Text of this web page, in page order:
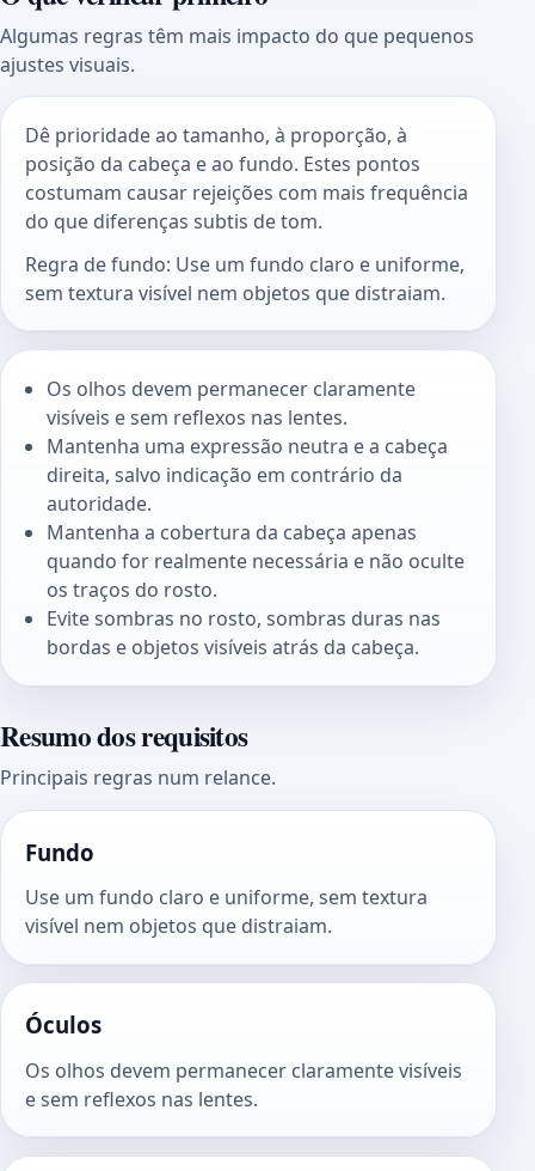
Algumas regras têm mais impacto do que pequenos
ajustes visuais.
Dê prioridade ao tamanho, à proporção, à
posição da cabeça e ao fundo. Estes pontos
costumam causar rejeições com mais frequência
do que diferenças subtis de tom.
Regra de fundo: Use um fundo claro e uniforme,
sem textura visível nem objetos que distraiam.
Os olhos devem permanecer claramente
visíveis e sem reflexos nas lentes.
Mantenha uma expressão neutra e a cabeça
direita, salvo indicação em contrário da
autoridade.
Mantenha a cobertura da cabeça apenas
quando for realmente necessária e não oculte
os traços do rosto.
Evite sombras no rosto, sombras duras nas
bordas e objetos visíveis atrás da cabeça.
Resumo dos requisitos
Principais regras num relance.
Fundo
Use um fundo claro e uniforme, sem textura
visível nem objetos que distraiam.
Óculos
Os olhos devem permanecer claramente visíveis
e sem reflexos nas lentes.